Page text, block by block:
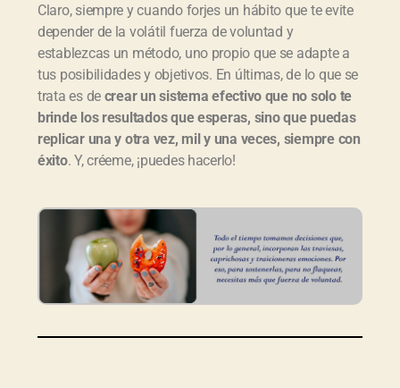
Claro, siempre y cuando forjes un hábito que te evite
depender de la volátil fuerza de voluntad y
establezcas un método, uno propio que se adapte a
tus posibilidades y objetivos. En últimas, de lo que se
trata es de crear un sistema efectivo que no solo te
brinde los resultados que esperas, sino que puedas
replicar una y otra vez, mil y una veces, siempre con
éxito. Y, créeme, ¡puedes hacerlo!